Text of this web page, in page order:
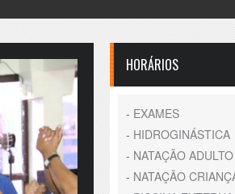
HORÁRIOS
- EXAMES
- HIDROGINÁSTICA
- NATAÇÃO ADULTO
- NATAÇÃO